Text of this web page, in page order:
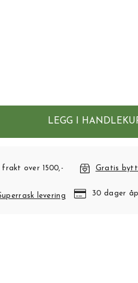
LEGG I
over 1500,- Gratis
levering 30 dager